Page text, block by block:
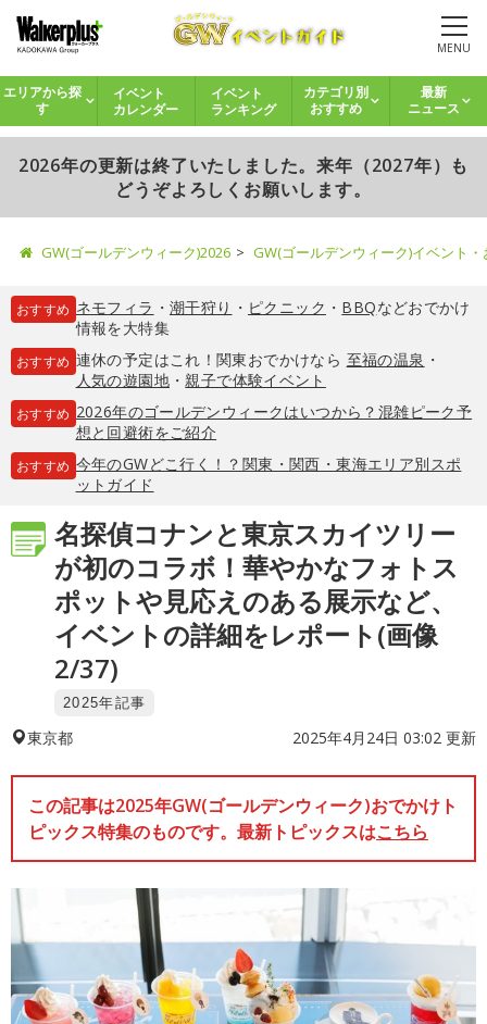
MENU
エリアから探
す
イベント
カレンダー
イベント
ランキング
カテゴリ別
おすすめ
最新
ニュース
2026年の更新は終了いたしました。来年（2027年）も
どうぞよろしくお願いします。
GW(ゴールデンウィーク)2026 GW(ゴールデンウィーク)イベント
おすすめ ネモフィラ ・ 潮干狩り ・ ピクニック ・ BBQなどおでかけ
情報を大特集
おすすめ 連休の予定はこれ！関東おでかけなら 至福の温泉 ・
人気の遊園地・親子で体験イベント
おすすめ 2026年のゴールデンウィークはいつから？混雑ピーク予
想と回避術をご紹介
おすすめ 今年のGWどこ行く！？関東・関西・東海エリア別スポ
ットガイド
名探偵コナンと東京スカイツリー
が初のコラボ！華やかなフォトス
ポットや見応えのある展示など、
イベントの詳細をレポート(画像
2/37)
2025年記事
東京都 2025年4月24日 03:02 更新
この記事は2025年GW(ゴールデンウィーク)おでかけト
ピックス特集のものです。最新トピックスはこちら